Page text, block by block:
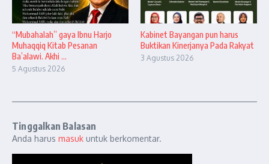
“Mubahalah” gaya Ibnu Harjo
Muhaqqiq Kitab Pesanan
Ba’alawi. Akhi ...
5 Agustus 2026
Kabinet Bayangan pun harus
Buktikan Kinerjanya Pada Rakyat
3 Agustus 2026
Tinggalkan Balasan
Anda harus masuk untuk berkomentar.